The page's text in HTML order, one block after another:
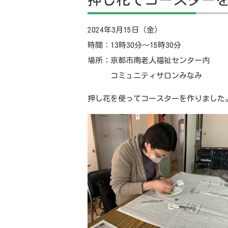
2024年3月15日（金）
時間：13時30分～15時30分
場所：京都市南老人福祉センター内
コミュニティサロンみなみ
押し花を使ってコースターを作りました